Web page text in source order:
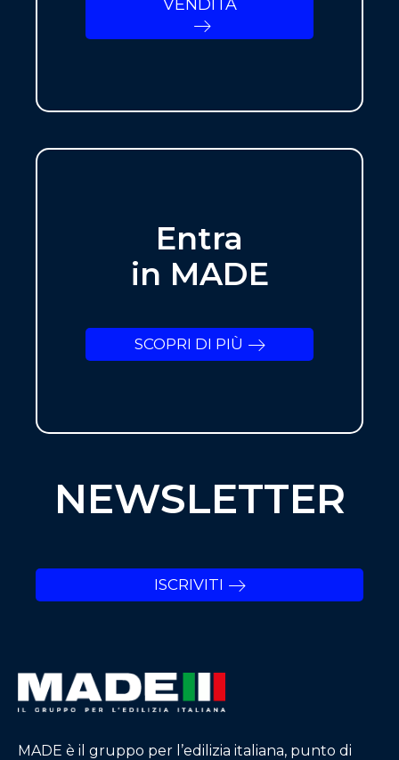
VENDITA
Entra
in MADE
SCOPRI DI PIÙ
NEWSLETTER
ISCRIVITI
MADE è il gruppo per l’edilizia italiana, punto di